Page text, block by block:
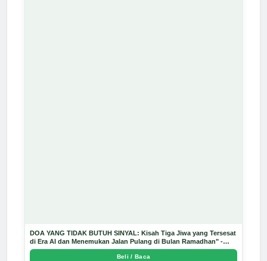
DOA YANG TIDAK BUTUH SINYAL: Kisah Tiga Jiwa yang Tersesat
di Era AI dan Menemukan Jalan Pulang di Bulan Ramadhan" -
Arda Dinata
Beli / Baca